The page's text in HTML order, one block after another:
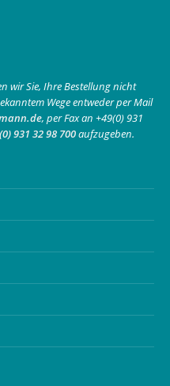
wir Sie, Ihre Bestellung nicht
Wege entweder per Mail
, per Fax an +49(0) 931
931 32 98 700aufzugeben.